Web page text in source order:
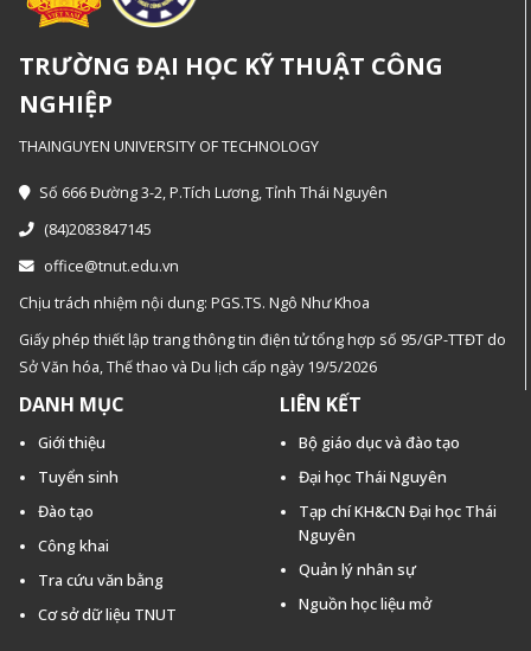
TRƯỜNG ĐẠI HỌC KỸ THUẬT CÔNG
NGHIỆP
THAINGUYEN UNIVERSITY OF TECHNOLOGY
Số 666 Đường 3-2, P.Tích Lương, Tỉnh Thái Nguyên
(84)2083847145
office@tnut.edu.vn
Chịu trách nhiệm nội dung: PGS.TS. Ngô Như Khoa
Giấy phép thiết lập trang thông tin điện tử tổng hợp số 95/GP-TTĐT do
Sở Văn hóa, Thế thao và Du lịch cấp ngày 19/5/2026
DANH MỤC
Giới thiệu
Tuyển sinh
Đào tạo
Công khai
Tra cứu văn bằng
Cơ sở dữ liệu TNUT
LIÊN KẾT
Bộ giáo dục và đào tạo
Đại học Thái Nguyên
Tạp chí KH&CN Đại học Thái
Nguyên
Quản lý nhân sự
Nguồn học liệu mở